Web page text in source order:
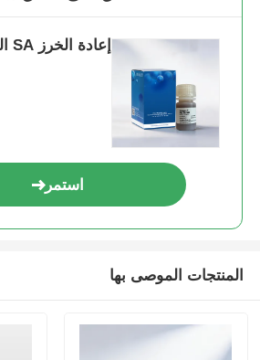
إعادة الخرز SA المغناطيسي
استمر
المنتجات الموصى بها